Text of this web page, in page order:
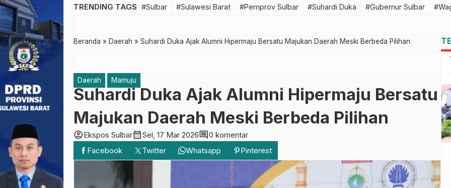
TRENDING TAGS #Sulbar #Sulawesi Barat #Pemprov Sulbar #Suhardi Duka #Gubernur Sulbar
Beranda » Daerah » Suhardi Duka Ajak Alumni Hipermaju Bersatu Majukan Daerah Meski Berbeda Pilihan
Daerah Mamuju
Suhardi Duka Ajak Alumni Hipermaju Bersatu
Majukan Daerah Meski Berbeda Pilihan
account_circleEkspos Sulbarcalendar_monthSel, 17 Mar 2026comment0 komentar
Facebook
Twitter Whatsapp Pinterest